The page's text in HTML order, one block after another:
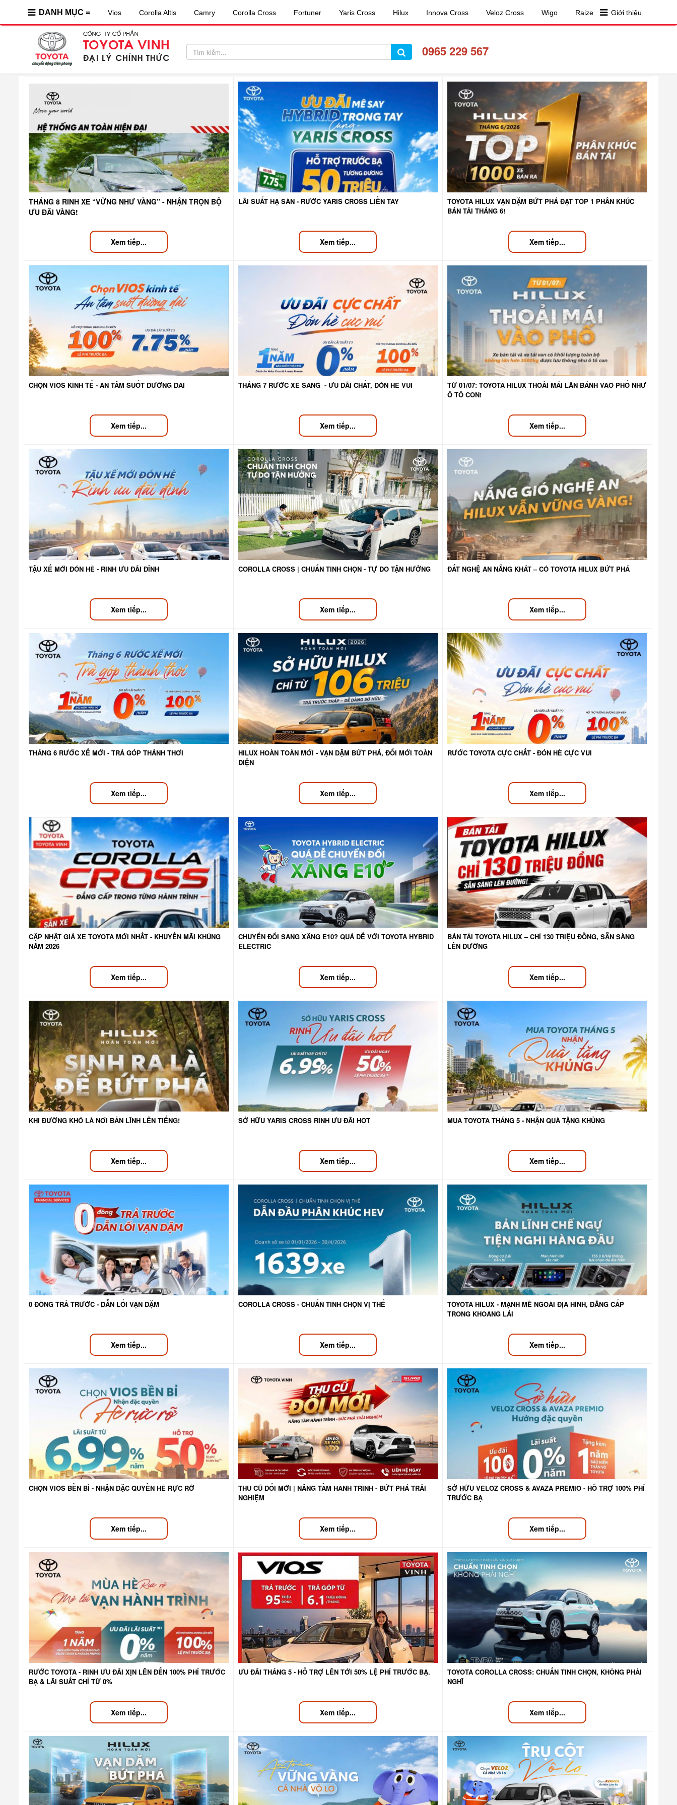
DANH MỤC = Vios Corolla Altis Camry Corolla Cross Fortuner Yaris Cross Hilux Innova Cross Veloz Cross Wigo Raize Giới thiệu
0965 229 567
THÁNG 8 RINH XE “VỮNG NHƯ VÀNG” - NHẬN TRỌN BỘ
ƯU ĐÃI VÀNG!
Xem tiếp...
LÃI SUẤT HẠ SÀN - RƯỚC YARIS CROSS LIỀN TAY
Xem tiếp...
TOYOTA HILUX VẠN DẶM BỨT PHÁ ĐẠT TOP 1 PHÂN KHÚC
BÁN TẢI THÁNG 6!
Xem tiếp...
CHỌN VIOS KINH TẾ - AN TÂM SUỐT ĐƯỜNG DÀI
Xem tiếp...
THÁNG 7 RƯỚC XE SANG - ƯU ĐÃI CHẤT, ĐÓN HÈ VUI
Xem tiếp...
TỪ 01/07: TOYOTA HILUX THOẢI MÁI LĂN BÁNH VÀO PHỐ NHƯ
Ô TÔ CON!
Xem tiếp...
TẬU XẾ MỚI ĐÓN HÈ - RINH ƯU ĐÃI ĐỈNH
Xem tiếp...
COROLLA CROSS | CHUẨN TINH CHỌN - TỰ DO TẬN HƯỞNG
Xem tiếp...
ĐẤT NGHỆ AN NẮNG KHÁT – CÓ TOYOTA HILUX BỨT PHÁ
Xem tiếp...
THÁNG 6 RƯỚC XẾ MỚI - TRẢ GÓP THẢNH THƠI
Xem tiếp...
HILUX HOÀN TOÀN MỚI - VẠN DẶM BỨT PHÁ, ĐỔI MỚI TOÀN
DIỆN
Xem tiếp...
RƯỚC TOYOTA CỰC CHẤT - ĐÓN HÈ CỰC VUI
Xem tiếp...
CẬP NHẬT GIÁ XE TOYOTA MỚI NHẤT - KHUYẾN MÃI KHỦNG
NĂM 2026
Xem tiếp...
CHUYỂN ĐỔI SANG XĂNG E10? QUÁ DỄ VỚI TOYOTA HYBRID
ELECTRIC
Xem tiếp...
BÁN TẢI TOYOTA HILUX – CHỈ 130 TRIỆU ĐỒNG, SẴN SÀNG
LÊN ĐƯỜNG
Xem tiếp...
KHI ĐƯỜNG KHÓ LÀ NƠI BẢN LĨNH LÊN TIẾNG!
Xem tiếp...
SỞ HỮU YARIS CROSS RINH ƯU ĐÃI HOT
Xem tiếp...
MUA TOYOTA THÁNG 5 - NHẬN QUÀ TẶNG KHỦNG
Xem tiếp...
0 ĐỒNG TRẢ TRƯỚC - DẪN LỐI VẠN DẶM
Xem tiếp...
COROLLA CROSS - CHUẨN TINH CHỌN VỊ THẾ
Xem tiếp...
TOYOTA HILUX - MẠNH MẼ NGOÀI ĐỊA HÌNH, ĐẲNG CẤP
TRONG KHOANG LÁI
Xem tiếp...
CHỌN VIOS BỀN BỈ - NHẬN ĐẶC QUYỀN HÈ RỰC RỠ
Xem tiếp...
THU CŨ ĐỔI MỚI | NÂNG TẦM HÀNH TRÌNH - BỨT PHÁ TRẢI
NGHIỆM
Xem tiếp...
SỞ HỮU VELOZ CROSS & AVAZA PREMIO - HỖ TRỢ 100% PHÍ
TRƯỚC BẠ
Xem tiếp...
RƯỚC TOYOTA - RINH ƯU ĐÃI XỊN LÊN ĐẾN 100% PHÍ TRƯỚC
BẠ & LÃI SUẤT CHỈ TỪ 0%
Xem tiếp...
ƯU ĐÃI THÁNG 5 - HỖ TRỢ LÊN TỚI 50% LỆ PHÍ TRƯỚC BẠ.
Xem tiếp...
TOYOTA COROLLA CROSS: CHUẨN TINH CHỌN, KHÔNG PHẢI
NGHĨ
Xem tiếp...